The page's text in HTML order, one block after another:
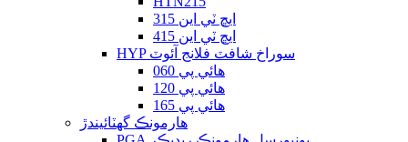
ايڇ ٽي اين 315
ايڇ ٽي اين 415
HYP سوراخ شافٽ فلانج آئوٽ
هائي پي 060
هائي پي 120
هائي پي 165
هارمونڪ گھٽائيندڙ